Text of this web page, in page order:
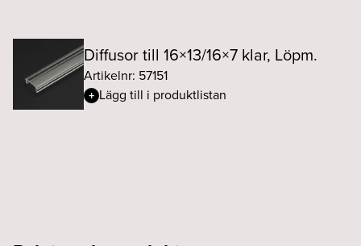
Diffusor till 16×13/16×7 klar, Löpm.
Artikelnr: 57151
Lägg till i produktlistan